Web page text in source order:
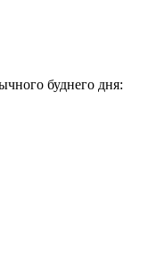
буднего дня: